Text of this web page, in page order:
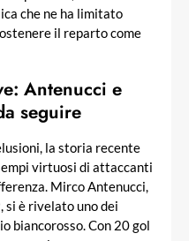
che ne ha limitato
il reparto come
Antenucci e
seguire
la storia recente
virtuosi di attaccanti
Mirco Antenucci,
si è rivelato uno dei
biancorosso. Con 20 gol